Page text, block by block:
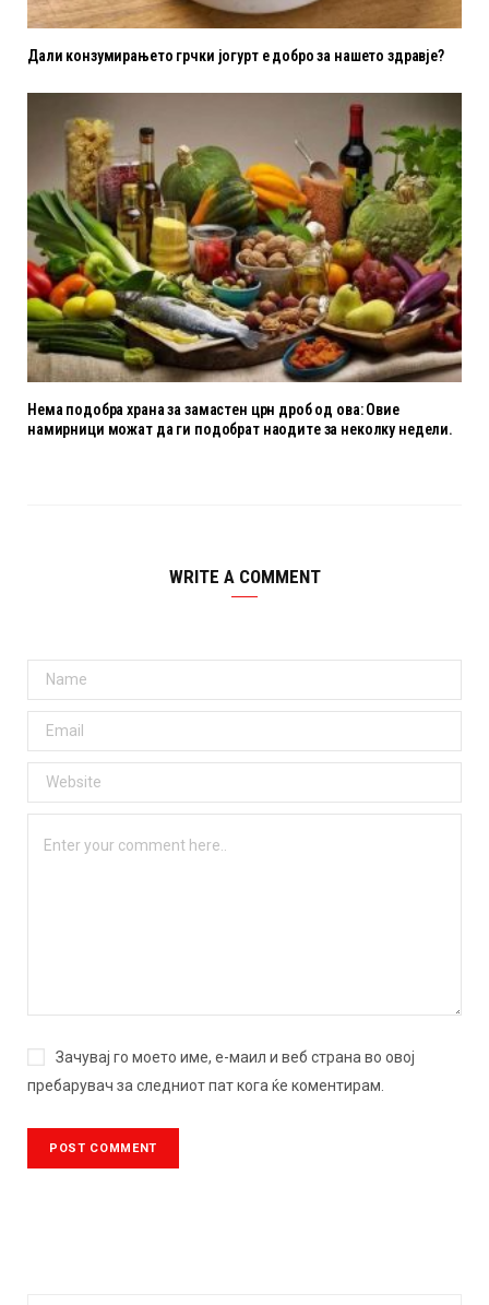
Дали конзумирањето грчки јогурт е добро за нашето здравје?
Нема подобра храна за замастен црн дроб од ова: Овие
намирници можат да ги подобрат наодите за неколку недели.
WRITE A COMMENT
Зачувај го моето име, е-маил и веб страна во овој
пребарувач за следниот пат кога ќе коментирам.